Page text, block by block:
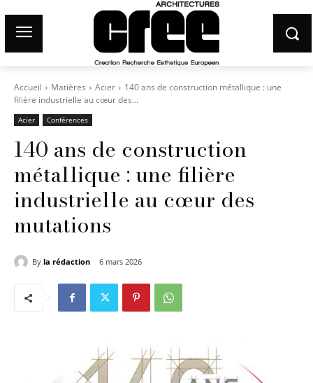
Accueil Matières Acier
140 ans de construction métallique : une
filière industrielle au cœur des...
Acier Conférences
140 ans de construction
métallique : une filière
industrielle au cœur des
mutations
By la rédaction 6 mars 2026